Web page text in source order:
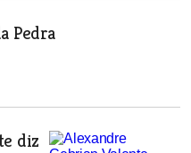
Pedra
diz